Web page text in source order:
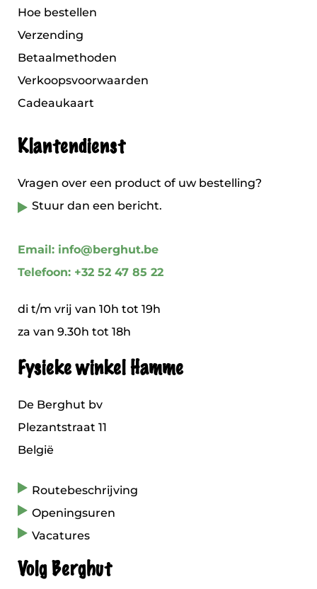
Hoe bestellen
Verzending
Betaalmethoden
Verkoopsvoorwaarden
Cadeaukaart
Klantendienst
Vragen over een product of uw bestelling?
Stuur dan een bericht.
Email: info@berghut.be
Telefoon: +32 52 47 85 22
di t/m vrij van 10h tot 19h
za van 9.30h tot 18h
Fysieke winkel Hamme
De Berghut bv
Plezantstraat 11
België
Routebeschrijving
Openingsuren
Vacatures
Volg Berghut